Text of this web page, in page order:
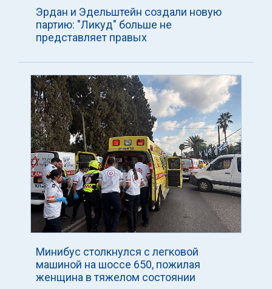
Эрдан и Эдельштейн создали новую
партию: "Ликуд" больше не
представляет правых
Минибус столкнулся с легковой
машиной на шоссе 650, пожилая
женщина в тяжелом состоянии